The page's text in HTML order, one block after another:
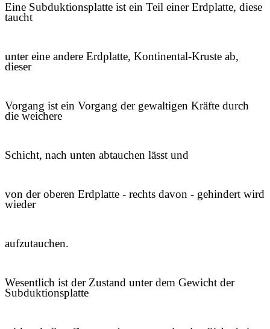
Eine Subduktionsplatte ist ein Teil einer Erdplatte, diese
taucht
unter eine andere Erdplatte, Kontinental-Kruste ab,
dieser
Vorgang ist ein Vorgang der gewaltigen Kräfte durch
die weichere
Schicht, nach unten abtauchen lässt und
von der oberen Erdplatte - rechts davon - gehindert wird
wieder
aufzutauchen.
Wesentlich ist der Zustand unter dem Gewicht der
Subduktionsplatte